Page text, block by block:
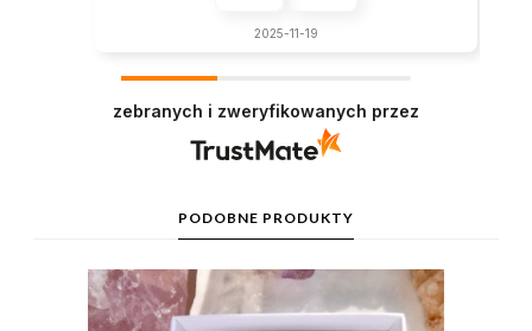
2025-11-19
zebranych i zweryfikowanych przez
PODOBNE PRODUKTY